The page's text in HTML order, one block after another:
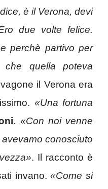
è il Verona, devi
due volte felice.
perchè partivo per
che quella poteva
il Verona era
«Una fortuna
. «Con noi venne
conosciuto
. Il racconto è
invano.«Come si